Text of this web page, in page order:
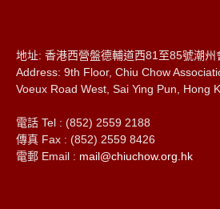
地址: 香港西營盤德輔道西81至85號潮州
Address: 9th Floor, Chiu Chow
Voeux Road West, Sai Ying Pun, Hong
電話 Tel : (852) 2559 2188
傳真 Fax : (852) 2559 8426
電郵 Email : mail@chiuchow.org.hk